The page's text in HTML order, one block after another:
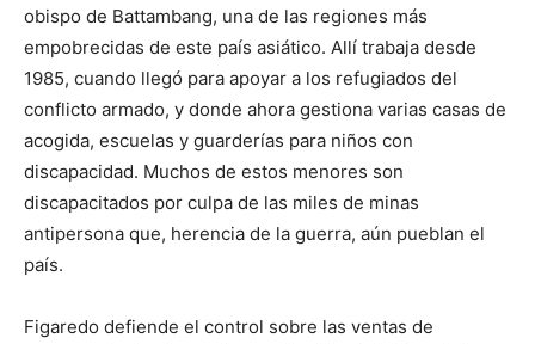
obispo de Battambang, una de las regiones más
empobrecidas de este país asiático. Allí trabaja desde
1985, cuando llegó para apoyar a los refugiados del
conflicto armado, y donde ahora gestiona varias casas de
acogida, escuelas y guarderías para niños con
discapacidad. Muchos de estos menores son
discapacitados por culpa de las miles de minas
antipersona que, herencia de la guerra, aún pueblan el
país.
Figaredo defiende el control sobre las ventas de